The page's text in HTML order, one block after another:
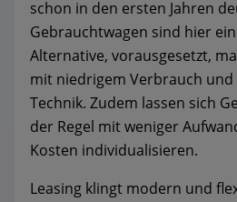
schon in den ersten Jahren
Gebrauchtwagen sind hier
Alternative, vorausgesetzt,
mit niedrigem Verbrauch und
Technik. Zudem lassen sich
der Regel mit weniger
Kosten individualisieren.
Leasing klingt modern und